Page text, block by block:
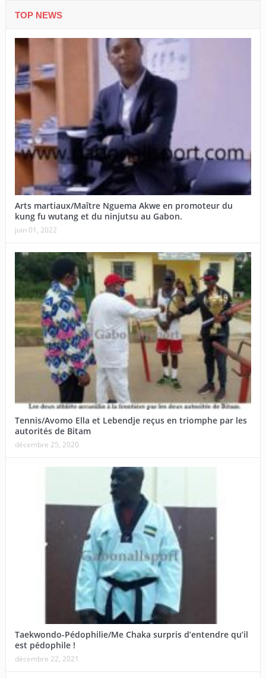
TOP NEWS
Arts martiaux/Maître Nguema Akwe en promoteur du
kung fu wutang et du ninjutsu au Gabon.
juin 01, 2022
Tennis/Avomo Ella et Lebendje reçus en triomphe par les
autorités de Bitam
décembre 25, 2020
Taekwondo-Pédophilie/Me Chaka surpris d’entendre qu’il
est pédophile !
décembre 22, 2021